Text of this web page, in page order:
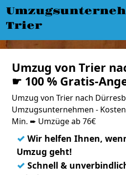
Trier
Umzug von Trier
☛ 100 % Gratis-
Umzug von Trier nach
Umzugsunternehmen -
Min. ➨ Umzüge ab 76€
✓ Wir helfen Ihnen,
Umzug geht!
✓ Schnell &